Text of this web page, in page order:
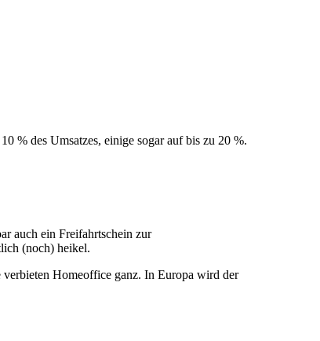
% des Umsatzes, einige sogar auf bis zu 20 %.
auch ein Freifahrtschein zur
(noch) heikel.
Homeoffice ganz. In Europa wird der